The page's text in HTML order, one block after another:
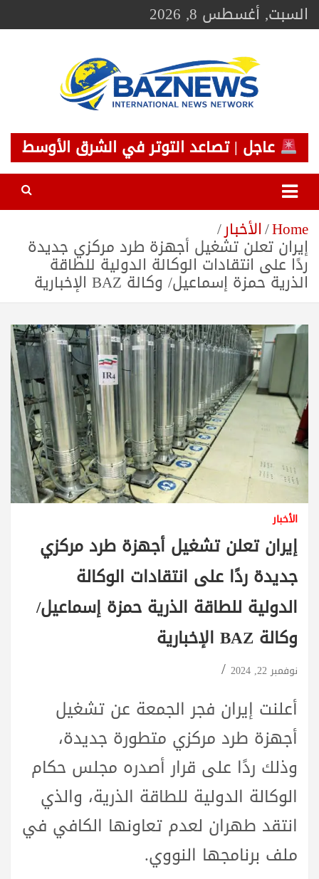
Skip
toالسبت, أغسطس 8, 2026
BAZNEWS
شبكة باز الإخبارية
عاجل | تصاعد التوتر في الشرق الأوسط
Home الأخبار
إيران تعلن تشغيل أجهزة طرد مركزي جديدة
ردًا على انتقادات الوكالة الدولية للطاقة
الذرية حمزة إسماعيل/ وكالة BAZ الإخبارية
الأخبار
إيران تعلن تشغيل أجهزة طرد مركزي
جديدة ردًا على انتقادات الوكالة
الدولية للطاقة الذرية حمزة إسماعيل/
وكالة BAZ الإخبارية
نوفمبر 22, 2024
أعلنت إيران فجر الجمعة عن تشغيل
أجهزة طرد مركزي متطورة جديدة،
وذلك ردًا على قرار أصدره مجلس حكام
الوكالة الدولية للطاقة الذرية، والذي
انتقد طهران لعدم تعاونها الكافي في
ملف برنامجها النووي.